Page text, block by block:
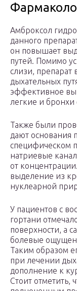
Амброксол
данного
он повышает
путей. Помимо
слизи, препарат
дыхательных
эффективное
легкие и
Также были
дают основания
специфическом
натриевые
от
выделение из
нуклеарной
У пациентов с
гортани
поверхности, а
болевые
Таким образом
при лечении
дополнение к
Стоит отметить,